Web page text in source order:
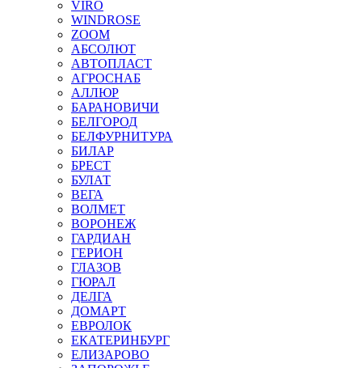
VIRO
WINDROSE
ZOOM
АБСОЛЮТ
АВТОПЛАСТ
АГРОСНАБ
АЛЛЮР
БАРАНОВИЧИ
БЕЛГОРОД
БЕЛФУРНИТУРА
БИЛАР
БРЕСТ
БУЛАТ
ВЕГА
ВОЛМЕТ
ВОРОНЕЖ
ГАРДИАН
ГЕРИОН
ГЛАЗОВ
ГЮРАЛ
ДЕЛГА
ДОМАРТ
ЕВРОЛОК
ЕКАТЕРИНБУРГ
ЕЛИЗАРОВО